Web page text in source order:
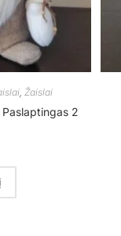
,Žaislai
2